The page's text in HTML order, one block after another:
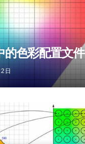
色彩配置文件
日